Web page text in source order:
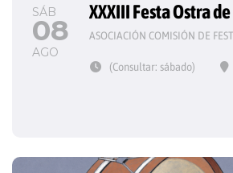
SÁB
08
AGO
XXXIII Festa Ostra
ASOCIACIÓN COMISIÓN DE
(Consultar: sábado)